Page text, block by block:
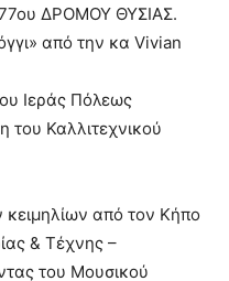
ΔΡΟΜΟΥ ΘΥΣΙΑΣ.
από την κα Vivian
Ιεράς Πόλεως
του Καλλιτεχνικού
από τον Κήπο
& Τέχνης –
του Μουσικού